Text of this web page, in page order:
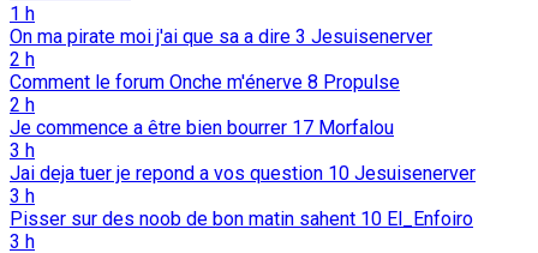
1 h
On ma pirate moi j'ai que sa a dire 3 Jesuisenerver
2 h
Comment le forum Onche m'énerve 8 Propulse
2 h
Je commence a être bien bourrer 17 Morfalou
3 h
Jai deja tuer je repond a vos question 10 Jesuisenerver
3 h
Pisser sur des noob de bon matin sahent 10 El_Enfoiro
3 h